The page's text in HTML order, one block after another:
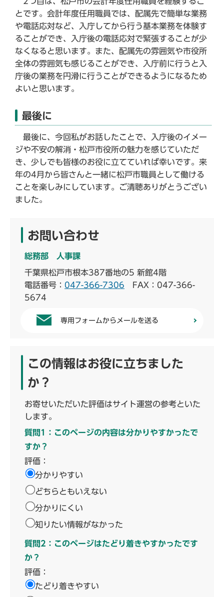
とです。会計年度任用職員では、配属先で簡単な業務
や電話応対など、入庁してから行う基本業務を体験す
ることができ、入庁後の電話応対で緊張することが少
なくなると思います。また、配属先の雰囲気や市役所
全体の雰囲気も感じることができ、入庁前に行うと入
庁後の業務を円滑に行うことができるようになるため
よいと思います。
最後に
最後に、今回私がお話したことで、入庁後のイメー
ジや不安の解消・松戸市役所の魅力を感じていただ
き、少しでも皆様のお役に立てていれば幸いです。来
年の4月から皆さんと一緒に松戸市職員として働ける
ことを楽しみにしています。ご清聴ありがとうござい
ました。
お問い合わせ
総務部 人事課
千葉県松戸市根本387番地の5 新館4階
電話番号： 047-366-7306 FAX：047-366-
5674
専用フォームからメールを送る
この情報はお役に立ちました
か？
お寄せいただいた評価はサイト運営の参考といた
します。
質問1：このページの内容は分かりやすかったで
すか？
評価：
分かりやすい
どちらともいえない
分かりにくい
知りたい情報がなかった
質問2：このページはたどり着きやすかったです
か？
評価：
たどり着きやすい